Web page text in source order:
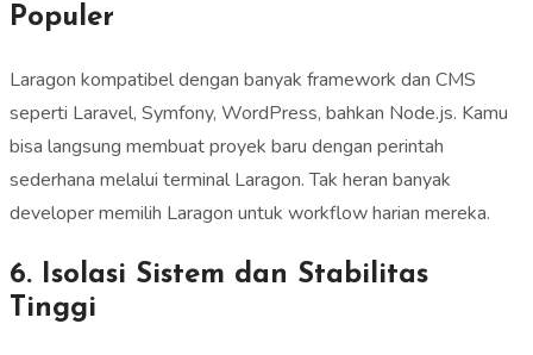
Populer
Laragon kompatibel dengan banyak framework dan CMS
seperti Laravel, Symfony, WordPress, bahkan Node.js. Kamu
bisa langsung membuat proyek baru dengan perintah
sederhana melalui terminal Laragon. Tak heran banyak
developer memilih Laragon untuk workflow harian mereka.
6. Isolasi Sistem dan Stabilitas
Tinggi